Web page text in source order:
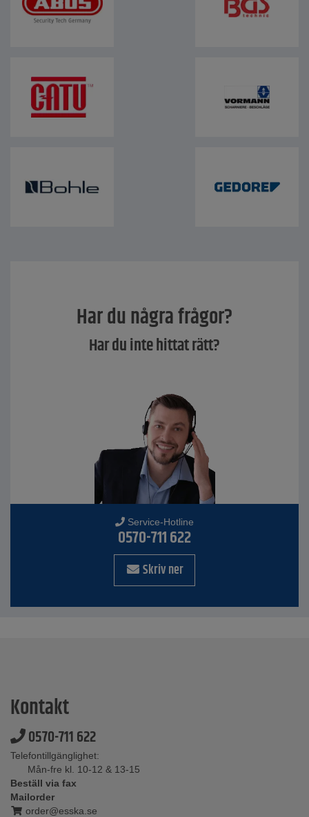
Har du några frågor?
Har du inte hittat rätt?
Service-Hotline
0570-711 622
Skriv ner
Kontakt
0570-711 622
Telefontillgänglighet:
Mån-fre kl. 10-12 & 13-15
Beställ via fax
Mailorder
order@esska.se